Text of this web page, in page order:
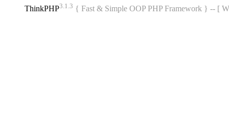
ThinkPHP3.1.3 { Fast & Simple OOP PHP Framework } -- [